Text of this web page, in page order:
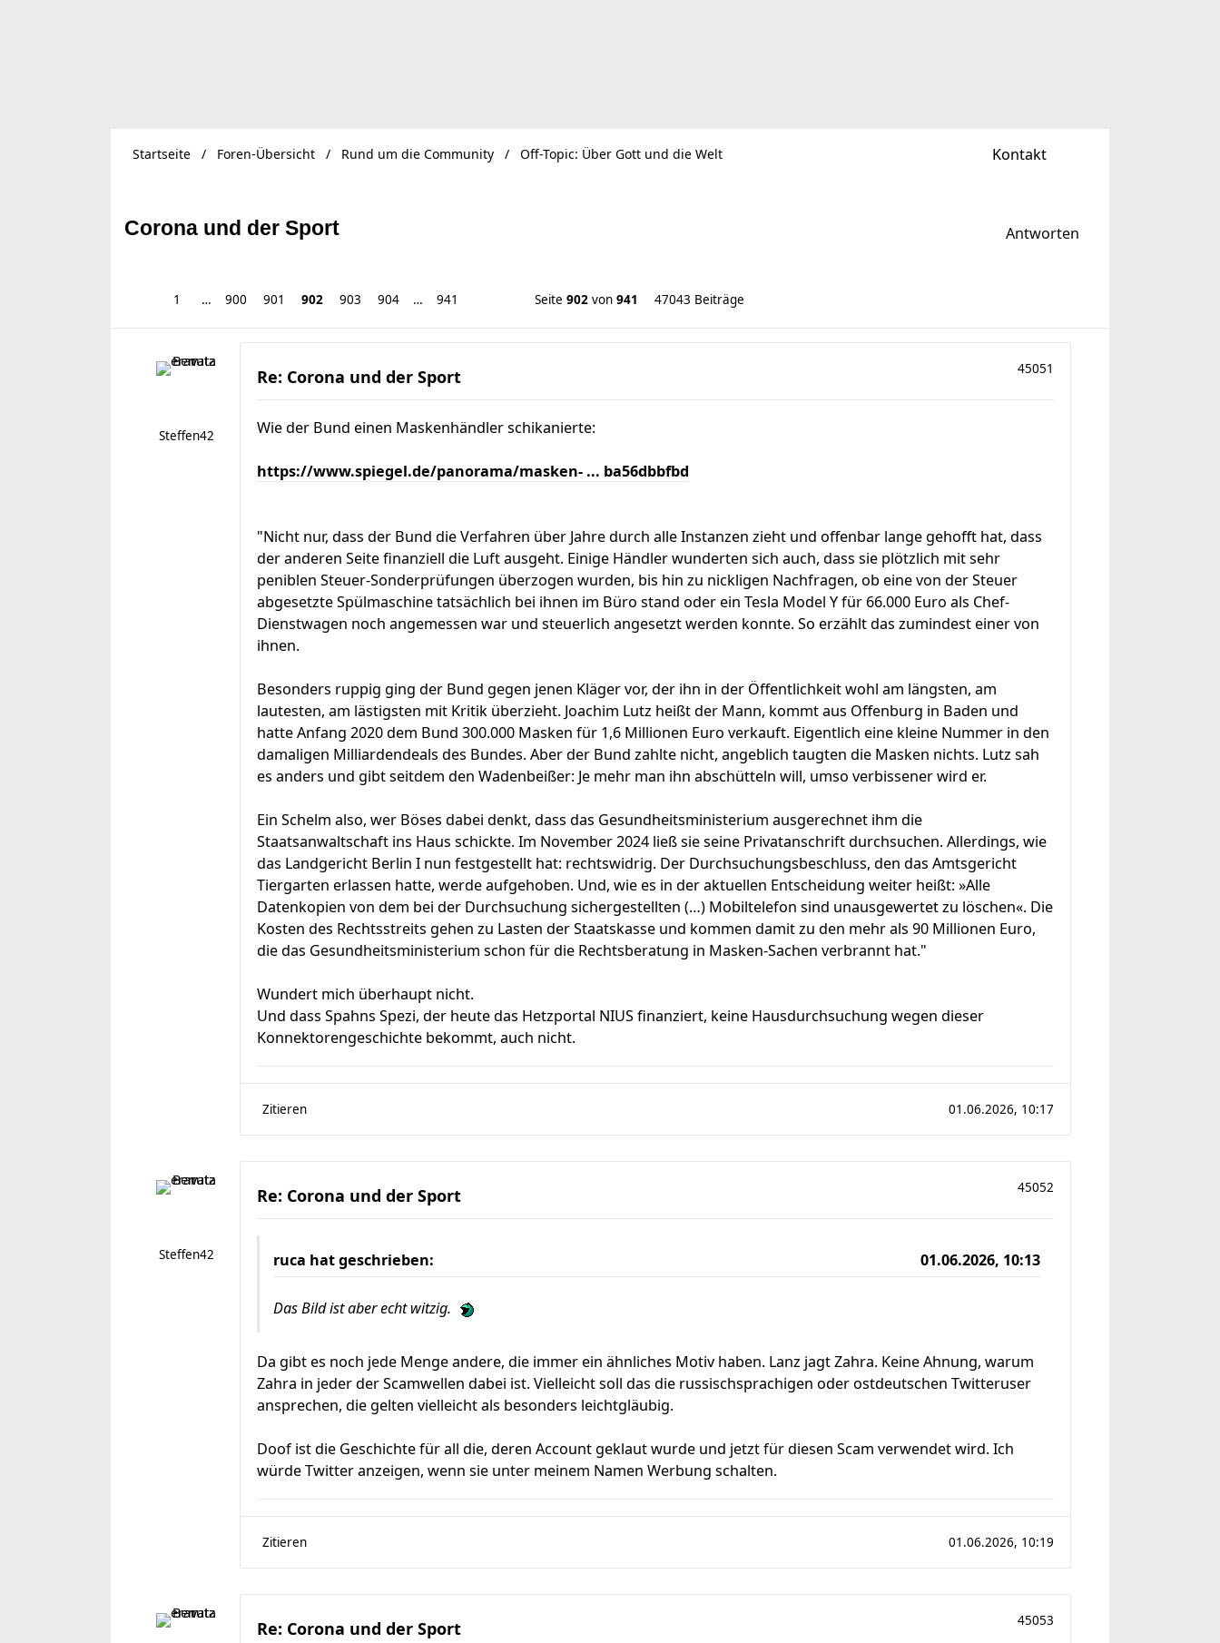
Kontakt
Startseite Foren-Übersicht Rund um die Community Off-Topic: Über Gott und die Welt
Corona und der Sport Antworten
1 … 900 901 902 903 904 … 941 Seite 902 von 941 47043 Beiträge
Steffen42
Re: Corona und der Sport 45051
Wie der Bund einen Maskenhändler schikanierte:
https://www.spiegel.de/panorama/masken- ... ba56dbbfbd
"Nicht nur, dass der Bund die Verfahren über Jahre durch alle Instanzen zieht und offenbar lange gehofft hat, dass
der anderen Seite finanziell die Luft ausgeht. Einige Händler wunderten sich auch, dass sie plötzlich mit sehr
peniblen Steuer-Sonderprüfungen überzogen wurden, bis hin zu nickligen Nachfragen, ob eine von der Steuer
abgesetzte Spülmaschine tatsächlich bei ihnen im Büro stand oder ein Tesla Model Y für 66.000 Euro als Chef-
Dienstwagen noch angemessen war und steuerlich angesetzt werden konnte. So erzählt das zumindest einer von
ihnen.
Besonders ruppig ging der Bund gegen jenen Kläger vor, der ihn in der Öffentlichkeit wohl am längsten, am
lautesten, am lästigsten mit Kritik überzieht. Joachim Lutz heißt der Mann, kommt aus Offenburg in Baden und
hatte Anfang 2020 dem Bund 300.000 Masken für 1,6 Millionen Euro verkauft. Eigentlich eine kleine Nummer in den
damaligen Milliardendeals des Bundes. Aber der Bund zahlte nicht, angeblich taugten die Masken nichts. Lutz sah
es anders und gibt seitdem den Wadenbeißer: Je mehr man ihn abschütteln will, umso verbissener wird er.
Ein Schelm also, wer Böses dabei denkt, dass das Gesundheitsministerium ausgerechnet ihm die
Staatsanwaltschaft ins Haus schickte. Im November 2024 ließ sie seine Privatanschrift durchsuchen. Allerdings, wie
das Landgericht Berlin I nun festgestellt hat: rechtswidrig. Der Durchsuchungsbeschluss, den das Amtsgericht
Tiergarten erlassen hatte, werde aufgehoben. Und, wie es in der aktuellen Entscheidung weiter heißt: »Alle
Datenkopien von dem bei der Durchsuchung sichergestellten (…) Mobiltelefon sind unausgewertet zu löschen«. Die
Kosten des Rechtsstreits gehen zu Lasten der Staatskasse und kommen damit zu den mehr als 90 Millionen Euro,
die das Gesundheitsministerium schon für die Rechtsberatung in Masken-Sachen verbrannt hat."
Wundert mich überhaupt nicht.
Und dass Spahns Spezi, der heute das Hetzportal NIUS finanziert, keine Hausdurchsuchung wegen dieser
Konnektorengeschichte bekommt, auch nicht.
Zitieren 01.06.2026, 10:17
Steffen42
Re: Corona und der Sport 45052
ruca hat geschrieben: 01.06.2026, 10:13
Das Bild ist aber echt witzig.
Da gibt es noch jede Menge andere, die immer ein ähnliches Motiv haben. Lanz jagt Zahra. Keine Ahnung, warum
Zahra in jeder der Scamwellen dabei ist. Vielleicht soll das die russischsprachigen oder ostdeutschen Twitteruser
ansprechen, die gelten vielleicht als besonders leichtgläubig.
Doof ist die Geschichte für all die, deren Account geklaut wurde und jetzt für diesen Scam verwendet wird. Ich
würde Twitter anzeigen, wenn sie unter meinem Namen Werbung schalten.
Zitieren 01.06.2026, 10:19
Re: Corona und der Sport 45053